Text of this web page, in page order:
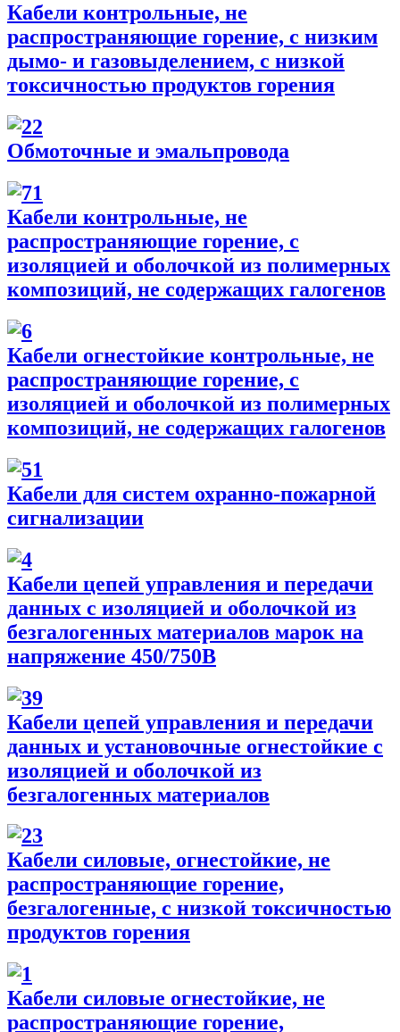
Кабели контрольные, не
распространяющие горение, с низким
дымо- и газовыделением, с низкой
токсичностью продуктов горения
Обмоточные и эмальпровода
Кабели контрольные, не
распространяющие горение, с
изоляцией и оболочкой из полимерных
композиций, не содержащих галогенов
Кабели огнестойкие контрольные, не
распространяющие горение, с
изоляцией и оболочкой из полимерных
композиций, не содержащих галогенов
Кабели для систем охранно-пожарной
сигнализации
Кабели цепей управления и передачи
данных с изоляцией и оболочкой из
безгалогенных материалов марок на
напряжение 450/750В
Кабели цепей управления и передачи
данных и установочные огнестойкие с
изоляцией и оболочкой из
безгалогенных материалов
Кабели силовые, огнестойкие, не
распространяющие горение,
безгалогенные, с низкой токсичностью
продуктов горения
Кабели силовые огнестойкие, не
распространяющие горение,